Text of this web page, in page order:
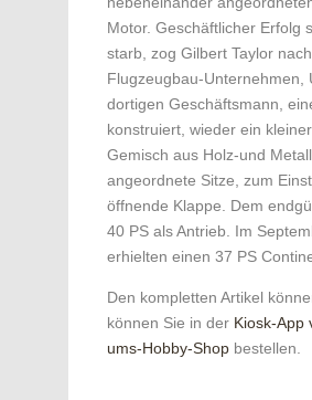
Motor. Geschäftlicher Erfolg
starb, zog Gilbert Taylor
Flugzeugbau-Unternehmen,
dortigen Geschäftsmann,
konstruiert, wieder ein
Gemisch aus Holz-und
angeordnete Sitze, zum
öffnende Klappe. Dem
40 PS als Antrieb. Im
erhielten einen 37 PS
Den kompletten Artikel
können Sie in der Kiosk-App
ums-Hobby-Shop bestellen.